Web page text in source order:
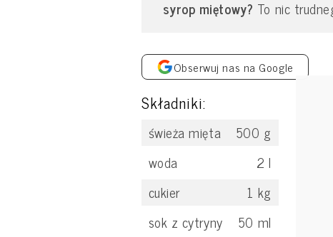
syrop miętowy? To nic
Obserwuj nas na Google
Składniki:
świeża mięta 500 g
woda
2 l
cukier
1 kg
sok z cytryny
50 ml